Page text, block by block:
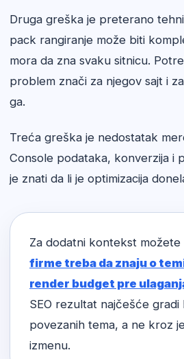
Druga greška je preterano
pack rangiranje može biti
mora da zna svaku sitnicu.
problem znači za njegov sajt i
ga.
Treća greška je nedostatak
Console podataka, konverzija i
je znati da li je optimizacija
Za dodatni kontekst možete
firme treba da znaju o
render budget pre
SEO rezultat najčešće gradi
povezanih tema, a ne kroz
izmenu.